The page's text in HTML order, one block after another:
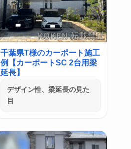
千葉県T様のカーポート施工
例【カーポートSC 2台用梁
延長】
デザイン性、梁延長の見た
目